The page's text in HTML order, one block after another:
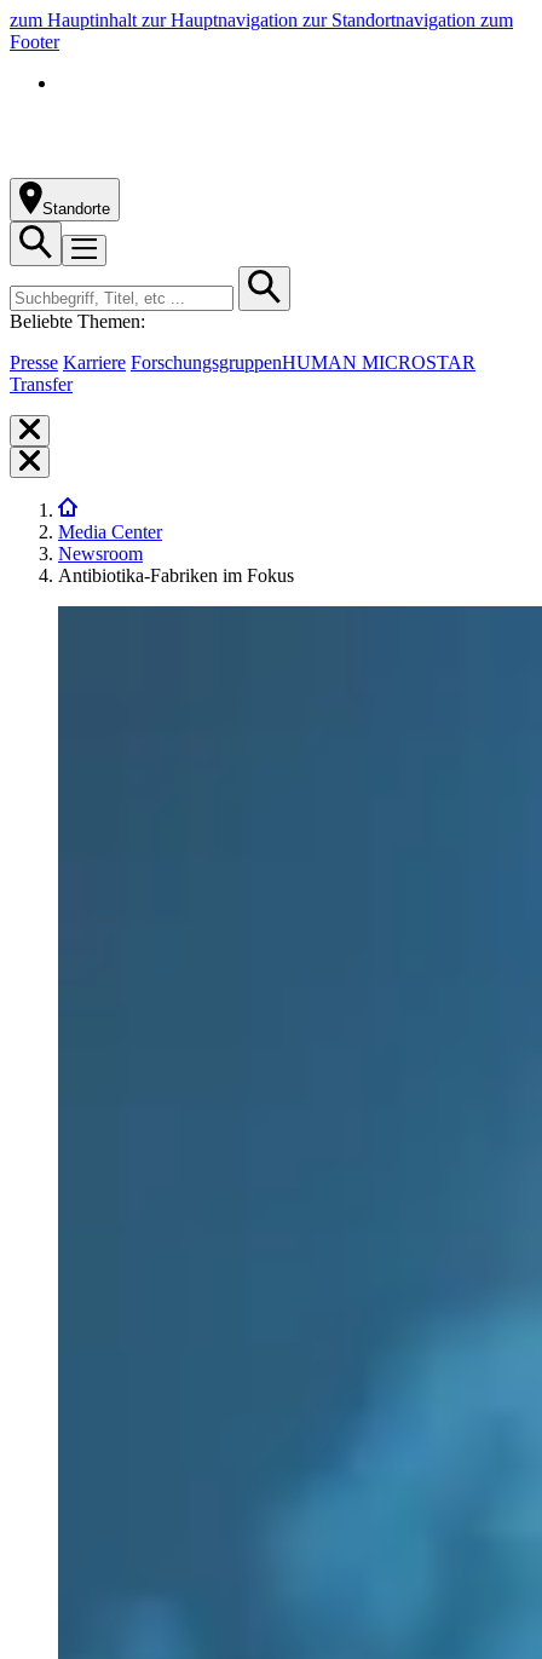
zum Hauptinhalt zur Hauptnavigation zur Standortnavigation zum
Footer
Standorte
Beliebte Themen:
Presse Karriere ForschungsgruppenHUMAN MICROSTAR
Transfer
Media Center
Newsroom
Antibiotika-Fabriken im Fokus